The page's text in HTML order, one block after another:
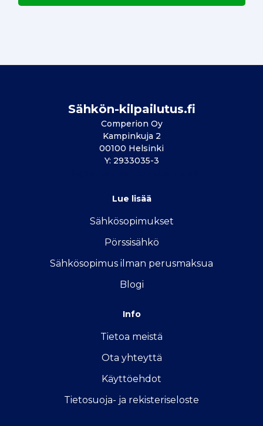
Sähkön-kilpailutus.fi
Comperion Oy
Kampinkuja 2
00100 Helsinki
Y: 2933035-3
Lue lisää
Sähkösopimukset
Pörssisähkö
Sähkösopimus ilman perusmaksua
Blogi
Info
Tietoa meistä
Ota yhteyttä
Käyttöehdot
Tietosuoja- ja rekisteriseloste